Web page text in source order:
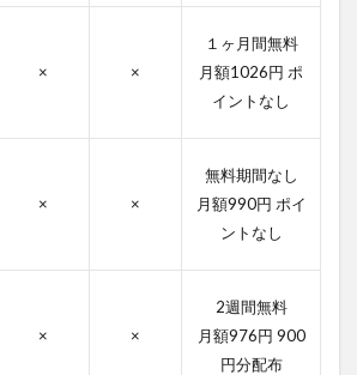
× ×
１ヶ月間無料
月額1026円 ポ
イントなし
× ×
無料期間なし
月額990円 ポイ
ントなし
× ×
2週間無料
月額976円 900
円分配布